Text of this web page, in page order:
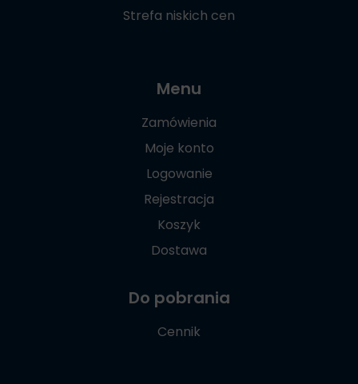
Strefa niskich cen
Menu
Zamówienia
Moje konto
Logowanie
Rejestracja
Koszyk
Dostawa
Do pobrania
Cennik